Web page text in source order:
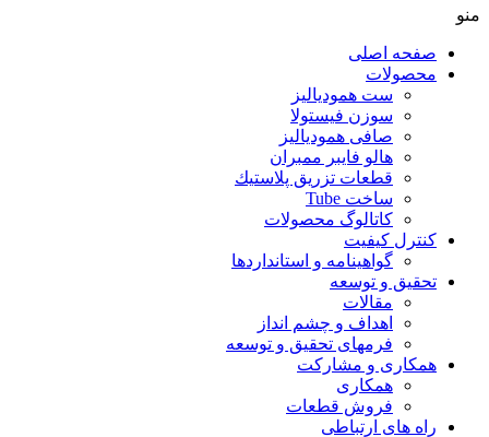
منو
صفحه اصلی
محصولات
ست همودیالیز
سوزن فیستولا
صافی همودیالیز
هالو فایبر ممبران
قطعات تزريق پلاستيك
ساخت Tube
کاتالوگ محصولات
کنترل کیفیت
گواهينامه و استانداردها
تحقيق و توسعه
مقالات
اهداف و چشم انداز
فرمهای تحقیق و توسعه
همکاری و مشارکت
همکاری
فروش قطعات
راه های ارتباطی